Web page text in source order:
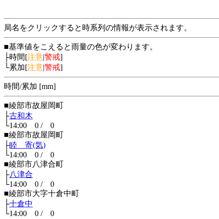
局名をクリックすると時系列の情報が表示されます。
■基準値をこえると雨量の色が変わります。
├時間[注意|警戒]
└累加[注意|警戒]
時間/累加 [mm]
■綾部市故屋岡町
├古和木
└14:00 0 / 0
■綾部市故屋岡町
├睦 寄(気)
└14:00 0 / 0
■綾部市八津合町
├八津合
└14:00 0 / 0
■綾部市大字十倉中町
├十倉中
└14:00 0 / 0